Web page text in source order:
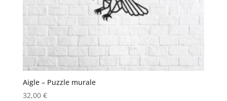
Aigle – Puzzle murale
32,00 €